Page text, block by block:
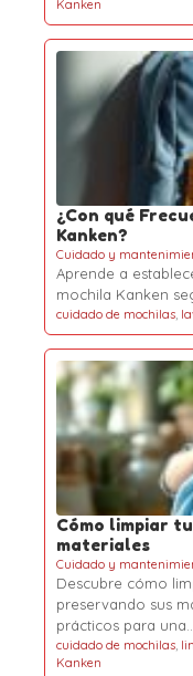
Kanken
¿Con qué
Kanken?
Cuidado y
Aprende a
mochila Kanken
cuidado de mochilas,
Cómo limpiar
materiales
Cuidado y
Descubre cómo
preservando sus
prácticos para
cuidado de mochilas,
Kanken